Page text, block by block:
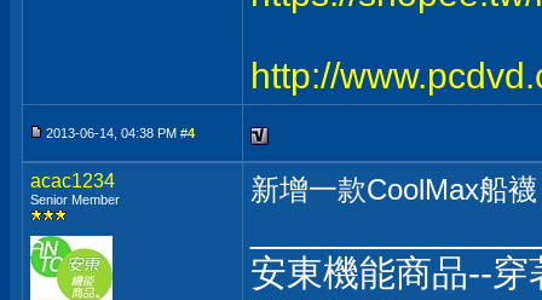
http://
2013-06-14, 04:38 PM #4
acac1234
Senior Member 新增一款CoolMax船
安東機能商品--